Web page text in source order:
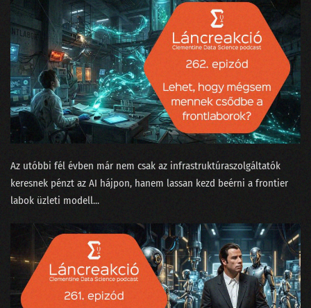
188 - Ludditák a szerverteremben
187 - conTEXT 2024: Lemaradtál?
186 - A hétköznapi problémák MI után sírnak
185 - Politikusok és hekkerek a State of AI második részében
184 - A State of AI tanulmány idén is megéri a pénzét
182 - MI szakértők a szőnyeg legszélén
180 - Az önkiszolgáló kasszáktól a csöves emberi tudatig
179 - Konferenciák édes titkai
178 - Entrópia: a káoszért rimánkodó világ
Az utóbbi fél évben már nem csak az infrastruktúraszolgáltatók
keresnek pénzt az AI hájpon, hanem lassan kezd beérni a frontier
labok üzleti modell...